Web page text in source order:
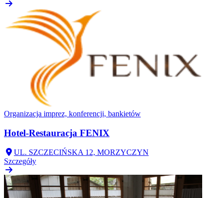
Organizacja imprez, konferencji, bankietów
Hotel-Restauracja FENIX
UL. SZCZECIŃSKA 12, MORZYCZYN
Szczegóły